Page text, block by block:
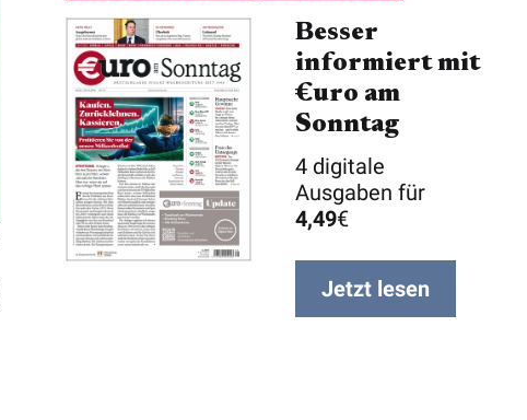
Besser
informiert mit
€uro am
Sonntag
4 digitale
Ausgaben für
4,49€
Jetzt lesen